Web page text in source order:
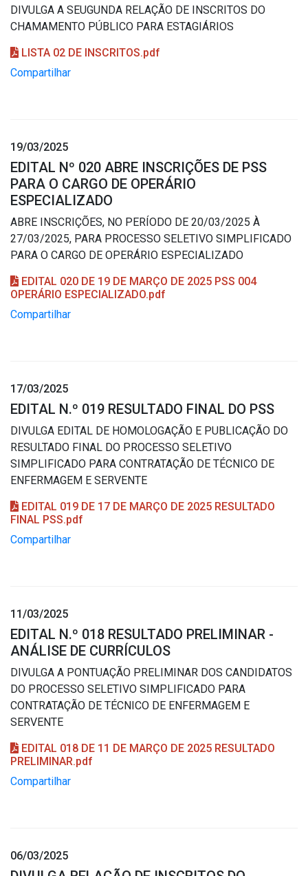
DIVULGA A SEUGUNDA RELAÇÃO DE INSCRITOS DO
CHAMAMENTO PÚBLICO PARA ESTAGIÁRIOS
LISTA 02 DE INSCRITOS.pdf
Compartilhar
19/03/2025
EDITAL Nº 020 ABRE INSCRIÇÕES DE PSS
PARA O CARGO DE OPERÁRIO
ESPECIALIZADO
ABRE INSCRIÇÕES, NO PERÍODO DE 20/03/2025 À
27/03/2025, PARA PROCESSO SELETIVO SIMPLIFICADO
PARA O CARGO DE OPERÁRIO ESPECIALIZADO
EDITAL 020 DE 19 DE MARÇO DE 2025 PSS 004
OPERÁRIO ESPECIALIZADO.pdf
Compartilhar
17/03/2025
EDITAL N.º 019 RESULTADO FINAL DO PSS
DIVULGA EDITAL DE HOMOLOGAÇÃO E PUBLICAÇÃO DO
RESULTADO FINAL DO PROCESSO SELETIVO
SIMPLIFICADO PARA CONTRATAÇÃO DE TÉCNICO DE
ENFERMAGEM E SERVENTE
EDITAL 019 DE 17 DE MARÇO DE 2025 RESULTADO
FINAL PSS.pdf
Compartilhar
11/03/2025
EDITAL N.º 018 RESULTADO PRELIMINAR -
ANÁLISE DE CURRÍCULOS
DIVULGA A PONTUAÇÃO PRELIMINAR DOS CANDIDATOS
DO PROCESSO SELETIVO SIMPLIFICADO PARA
CONTRATAÇÃO DE TÉCNICO DE ENFERMAGEM E
SERVENTE
EDITAL 018 DE 11 DE MARÇO DE 2025 RESULTADO
PRELIMINAR.pdf
Compartilhar
06/03/2025